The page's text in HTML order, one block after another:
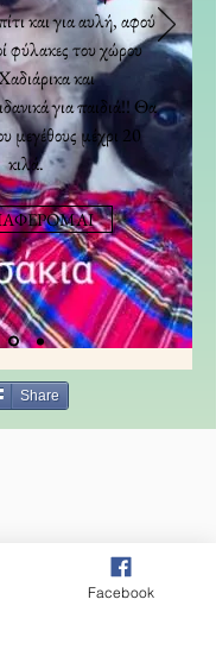
και για αυλή, αφού
φύλακες του χώρου
και
για παιδιά!! Θα
μεγέθους μέχρι 20
κιλά.
Share
Facebook